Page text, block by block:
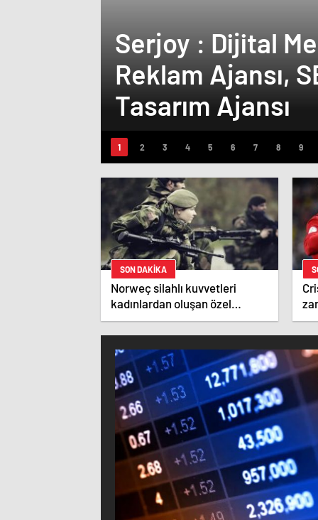
Serjoy : Dijital Medya Ajansı, Google
Reklam Ajansı,
Tasarım Ajansı
SON DAKİKA
Norweç silahlı kuvvetleri
kadınlardan oluşan özel
kuvvetler eğitimlerini başlattı.